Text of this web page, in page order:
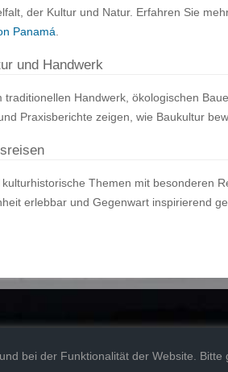
der Kultur und Natur. Erfahren Sie
Panamá
und Handwerk
Handwerk, ökologischen
Praxisberichte zeigen, wie Baukultur
Themen mit besonderen
erlebbar und Gegenwart inspirierend
bei der Funktionalität der Website.